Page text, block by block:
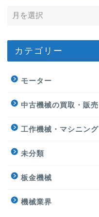
カテゴリー
モーター
中古機械の買取・販売
工作機械・マシニング
未分類
板金機械
機械業界